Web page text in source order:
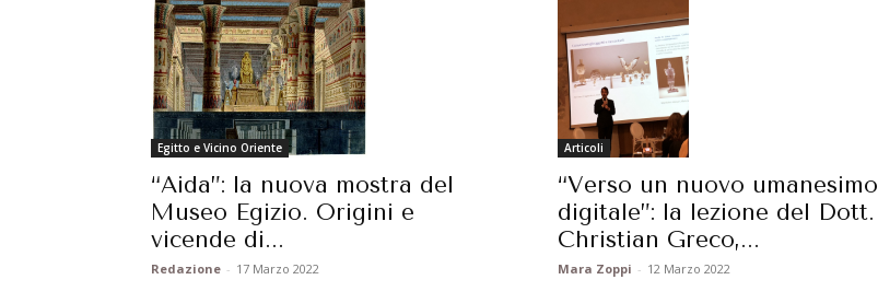
Egitto e Vicino Oriente
“Aida”: la nuova mostra del
Museo Egizio. Origini e
vicende di...
Redazione - 17 Marzo 2022
Articoli
“Verso un nuovo umanesimo
digitale”: la lezione del Dott.
Christian Greco,...
Mara Zoppi - 12 Marzo 2022